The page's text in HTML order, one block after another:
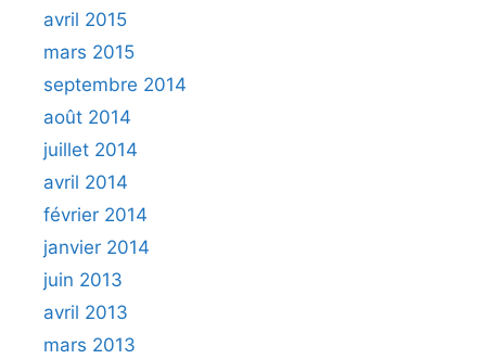
avril 2015
mars 2015
septembre 2014
août 2014
juillet 2014
avril 2014
février 2014
janvier 2014
juin 2013
avril 2013
mars 2013